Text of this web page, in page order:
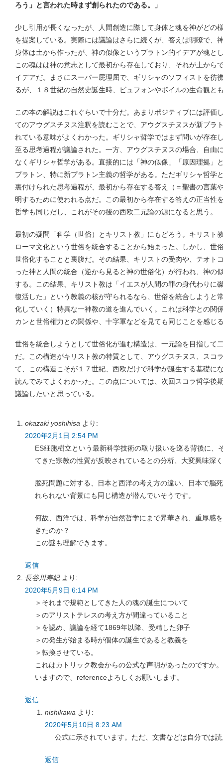
ろう」と言われた時まず創られたのである。」
少し引用が長くなったが、人間創造に際して身体と魂を神がどの
を提案している。実際には議論はさらに続くが、答えは明瞭で、
身体は土から作ったが、神の似像というプラトン的イデアが魂と
この魂はは神の意志として最初から存在しており、それが土から
イデアだ。まさにスーパー屁理屈で、ギリシャのソフィストを彷
るが、１８世紀の自然史誕生時、ビュフォンやボイルの生命観と
この本の解説はこれぐらいで十分だ。あまりポジティブには評価
てのアウグスチヌス注釈を読むことで、アウグスチヌスが新プラ
れている意味がよくわかった。ギリシャ哲学ではまず問いが存在
至る思考過程が議論された。一方、アウグスチヌスの場合、自由
なくギリシャ哲学がある。直接的には「神の似像」「原因理拠」
プラトン、特に新プラトン主義の哲学がある。ただギリシャ哲学
裏付けられた思考過程が、最初から存在する答え（＝聖書の言葉
明するために使われる点だ。この最初から存在する答えの正当性
哲学も同じだし、これがその後の西欧二元論の源になると思う。
最初の疑問「科学（世俗）とキリスト教」にもどろう。キリスト
ローマ文化という世俗を統合することから始まった。しかし、世
世俗化することと裏腹だ。その結果、キリストの受肉や、テオト
った神と人間の統合（逆から見ると神の世俗化）が行われ、神の
する。この結果、キリスト教は「イエスが人間の罪の身代わりに
復活した」という教義の核が守られるなら、世俗を統合しようと
化していく）特異な一神教の道を進んでいく。これは科学との関
カンと世俗権力との関係や、十字軍などを見ても同じことを感じ
世俗を統合しようとして世俗化が進む構造は、一元論を目指して
だ。この構造がキリスト教の特質として、アウグスチヌス、スコ
て、この構造こそが１７世紀、西欧だけで科学が誕生する基礎に
読んでみてよくわかった。この点については、次回スコラ哲学後
議論したいと思っている。
okazaki yoshihisa より:
2020年2月1日 2:54 PM
ES細胞樹立という最新科学技術の取り扱いを巡る背後に、
てきた宗教の性質が反映されているとの分析、大変興味深
脳死問題に対する、日本と西洋の考え方の違い、日本で脳
れられない背景にも同じ構造が潜んでいそうです。
何故、西洋では、科学が自然哲学にまで昇華され、重厚感
きたのか？
この謎も理解できます。
返信
長谷川寿紀 より:
2020年5月9日 6:14 PM
＞それまで規範としてきた人の魂の誕生について
＞のアリストテレスの考え方が間違っていること
＞を認め、議論を経て1869年以降、受精した卵子
＞の発生が始まる時が個体の誕生であると教義を
＞転換させている。
これはカトリック教会からの公式な声明があったのですか
いますので、referenceよろしくお願いします。
返信
nishikawa より:
2020年5月10日 8:23 AM
公式に示されています。ただ、文書などは自分では
返信